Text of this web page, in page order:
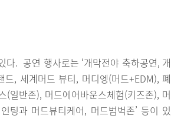
다. 공연 행사로는 ‘개막전야 축하공연, 개
, 세계머드 뷰티, 머디엥(머드+EDM), 폐
(일반존), 머드에어바운스체험(키즈존), 머
팅과 머드뷰티케어, 머드범벅존’ 등이 있